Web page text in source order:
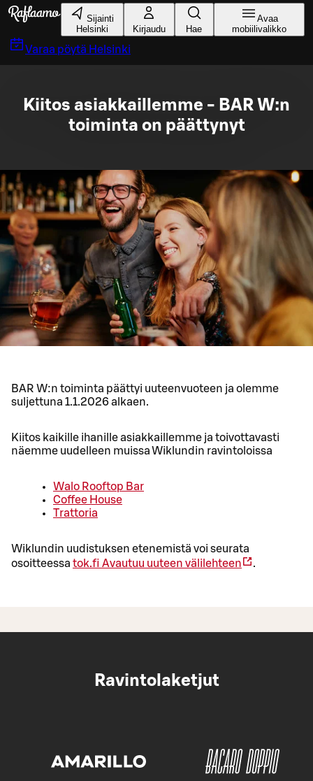
Siirry pääsisältöön
Sijainti
Helsinki
Kirjaudu Hae
Avaa
mobiilivalikko
Varaa pöytä Helsinki
Kiitos asiakkaillemme - BAR W:n
toiminta on päättynyt
BAR W:n toiminta päättyi uuteenvuoteen ja olemme
suljettuna 1.1.2026 alkaen.
Kiitos kaikille ihanille asiakkaillemme ja toivottavasti
näemme uudelleen muissa Wiklundin ravintoloissa
Walo Rooftop Bar
Coffee House
Trattoria
Wiklundin uudistuksen etenemistä voi seurata
osoitteessa tok.fi Avautuu uuteen välilehteen .
Ravintolaketjut